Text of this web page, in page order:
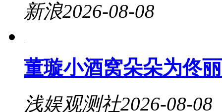
新浪2026-08-08
董璇小酒窝朵朵为佟
浅娱观测社2026-08-08